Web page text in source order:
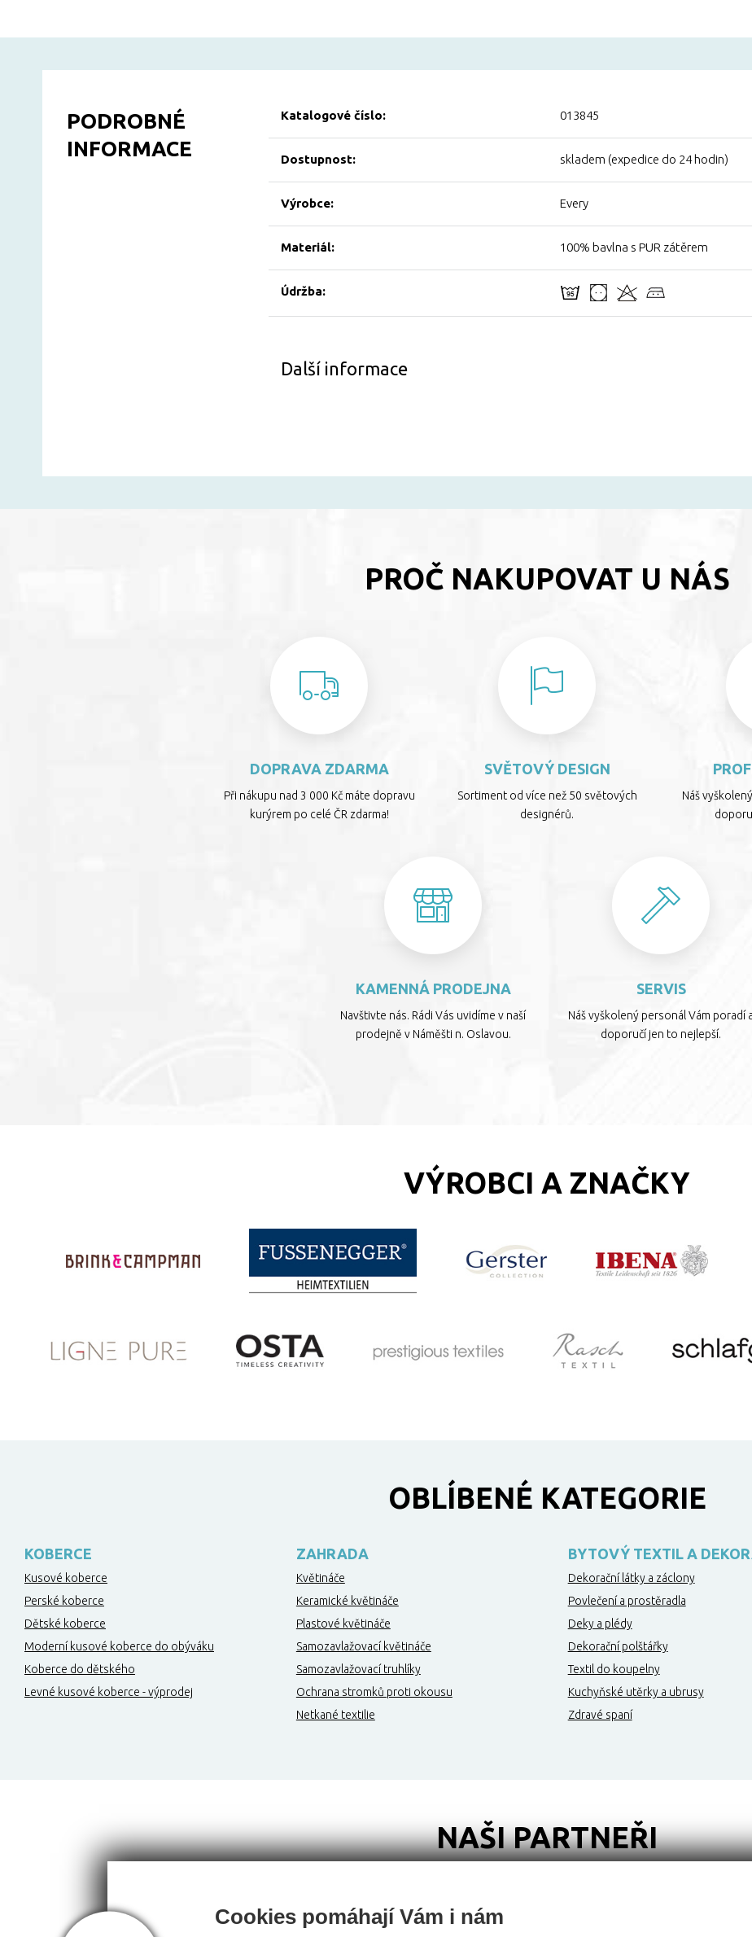
PODROBNÉ
INFORMACE
Katalogové číslo: 013845
Dostupnost: skladem (expedice do 24 hodin)
Výrobce: Every
Materiál: 100% bavlna s PUR zátěrem
Údržba:
Další informace
PROČ NAKUPOVAT U NÁS
DOPRAVA ZDARMA
Při nákupu nad 3 000 Kč máte dopravu
kurýrem po celé ČR zdarma!
SVĚTOVÝ DESIGN
Sortiment od více než 50 světových
designérů.
Náš
KAMENNÁ PRODEJNA
Navštivte nás. Rádi Vás uvidíme v naší
prodejně v Náměšti n. Oslavou.
SERVIS
Náš vyškolený personál Vám poradí a
doporučí jen to nejlepší.
VÝROBCI A ZNAČKY
OBLÍBENÉ KATEGORIE
KOBERCE
Kusové koberce
Perské koberce
Dětské koberce
Moderní kusové koberce do obýváku
Koberce do dětského
Levné kusové koberce - výprodej
ZAHRADA
Květináče
Keramické květináče
Plastové květináče
Samozavlažovací květináče
Samozavlažovací truhlíky
Ochrana stromků proti okousu
Netkané textilie
BYTOVÝ TEXTIL A
Dekorační látky a záclony
Povlečení a prostěradla
Deky a plédy
Dekorační polštářky
Textil do koupelny
Kuchyňské utěrky a ubrusy
Zdravé spaní
NAŠI PARTNEŘI
Cookies pomáhají Vám i nám